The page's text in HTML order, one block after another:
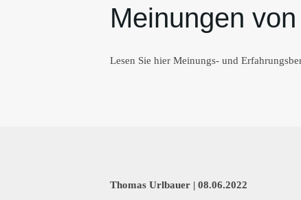
Meinungen
Lesen Sie hier Meinungs- und
Thomas Urlbauer | 08.06.2022